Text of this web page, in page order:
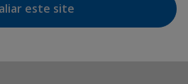
este site